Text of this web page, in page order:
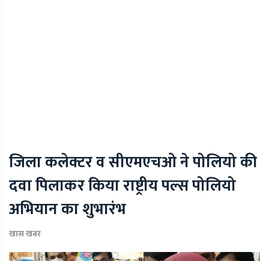
जिला कलेक्टर व सीएमएचओ ने पोलियो की
दवा पिलाकर किया राष्ट्रीय पल्स पोलियो
अभियान का शुभारंभ
खास खबर